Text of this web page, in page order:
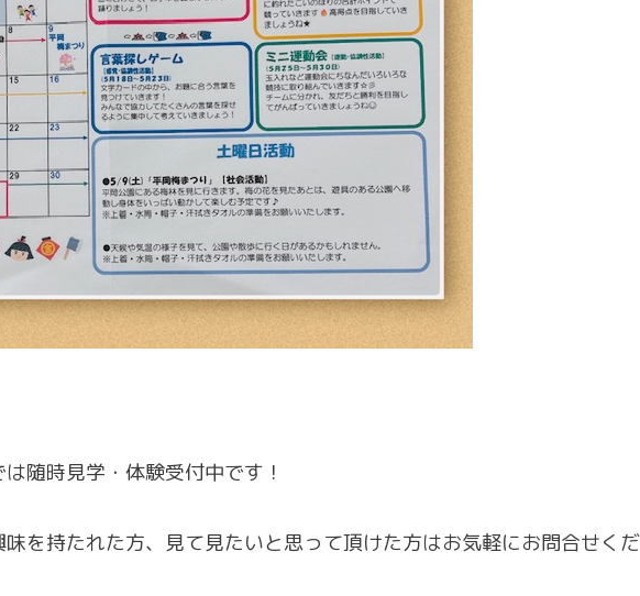
随時見学・体験受付中です！
を持たれた方、見て見たいと思って頂けた方はお気軽にお問合せくだ